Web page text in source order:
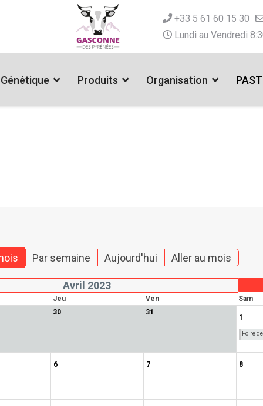
+33 5 61 60 15 30
Lundi au Vendredi
Génétique Produits Organisation
Par semaine Aujourd'hui Aller au mois
Avril 2023
Jeu Ven Sam
30 31
1
Foire
6 7 8